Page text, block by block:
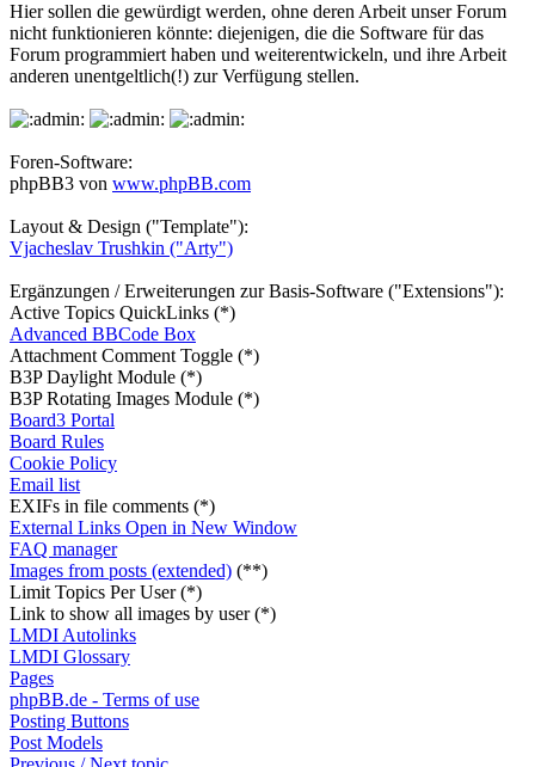
Hier sollen die gewürdigt werden, ohne deren Arbeit unser Forum
nicht funktionieren könnte: diejenigen, die die Software für das
Forum programmiert haben und weiterentwickeln, und ihre Arbeit
anderen unentgeltlich(!) zur Verfügung stellen.
Foren-Software:
phpBB3 von www.phpBB.com
Layout & Design ("Template"):
Vjacheslav Trushkin ("Arty")
Ergänzungen / Erweiterungen zur Basis-Software ("Extensions"):
Active Topics QuickLinks (*)
Advanced BBCode Box
Attachment Comment Toggle (*)
B3P Daylight Module (*)
B3P Rotating Images Module (*)
Board3 Portal
Board Rules
Cookie Policy
Email list
EXIFs in file comments (*)
External Links Open in New Window
FAQ manager
Images from posts (extended) (**)
Limit Topics Per User (*)
Link to show all images by user (*)
LMDI Autolinks
LMDI Glossary
Pages
phpBB.de - Terms of use
Posting Buttons
Post Models